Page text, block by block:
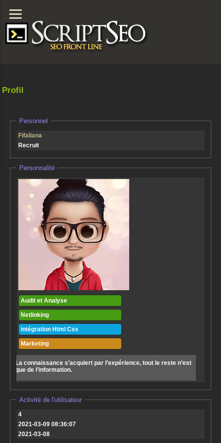
Profil
Personnel
Fifaliana
Recruit
Personnalité
Audit et Analyse
Netlinking
intégration Html Css
Marketing
La connaissance s’acquiert par l’expérience, tout le reste n’est
que de l’information.
Activité de l'utilisateur
4
2021-03-09 08:36:07
2021-03-08